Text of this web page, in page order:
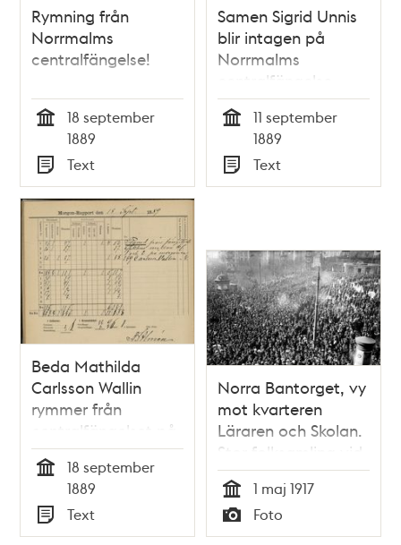
Rymning från
Norrmalms
centralfängelse!
18 september
1889
Typ
Text
Samen Sigrid Unnis
blir intagen på
Norrmalms
centralfängelse
11 september
1889
Typ
Text
Beda Mathilda
Carlsson Wallin
rymmer från
centralfängelset på
Norrmalm
18 september
1889
Typ
Text
Norra Bantorget, vy
mot kvarteren
Läraren och Skolan.
Stor folksamling vid
första maj
Tid
1 maj 1917
Typ
Foto